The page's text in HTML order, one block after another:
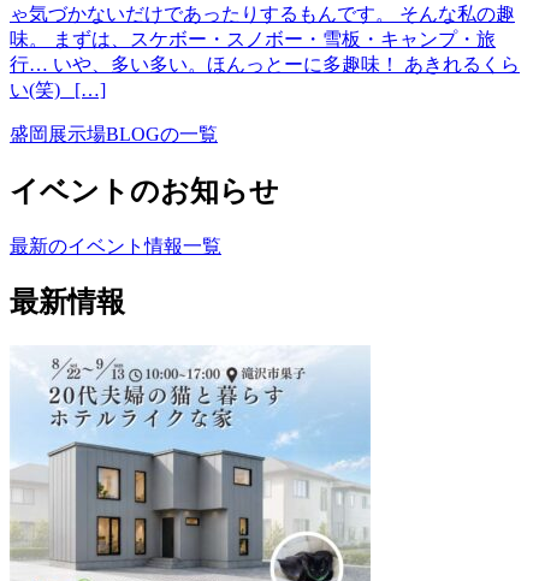
ゃ気づかないだけであったりするもんです。 そんな私の趣
味。 まずは、スケボー・スノボー・雪板・キャンプ・旅
行… いや、多い多い。ほんっとーに多趣味！ あきれるくら
い(笑) […]
盛岡展示場BLOGの一覧
イベントのお知らせ
最新のイベント情報一覧
最新情報